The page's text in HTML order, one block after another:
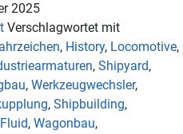
2025
Verschlagwortet mit
, History, Locomotive,
, Shipyard,
, Werkzeugwechsler,
, Shipbuilding,
Fluid, Wagonbau,